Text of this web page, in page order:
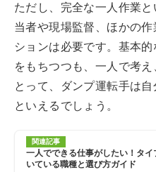
ただし、完全な一人作業
当者や現場監督、ほかの
ションは必要です。基本
をもちつつも、一人で考
とって、ダンプ運転手は
といえるでしょう。
関連記事
一人でできる仕事がしたい！タイ
いている職種と選び方ガイド